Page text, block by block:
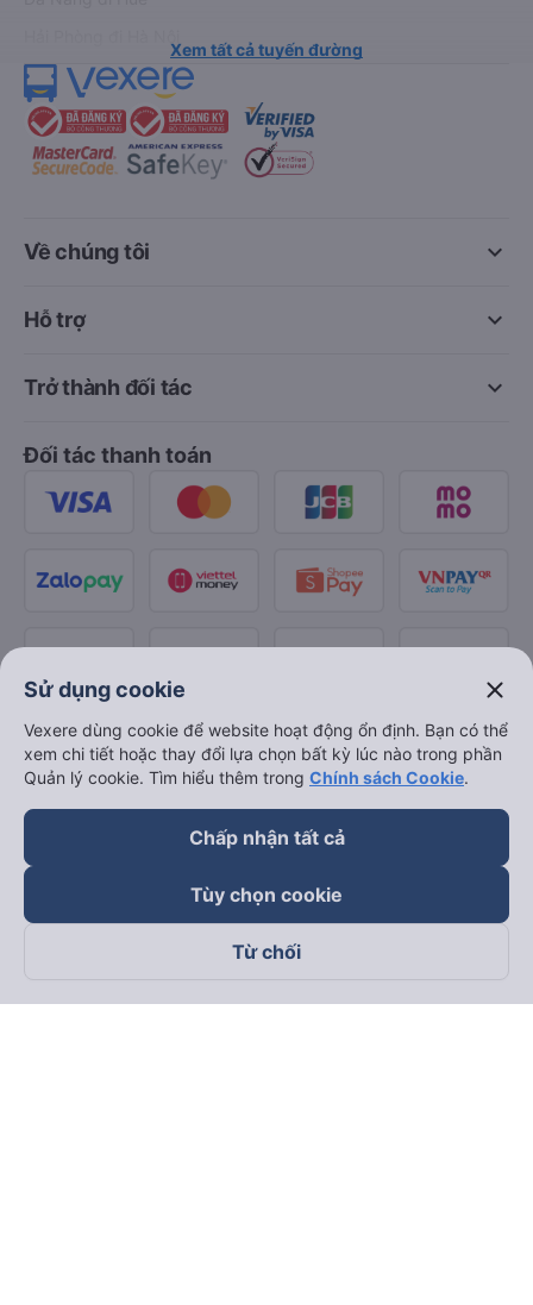
Xem tất cả tuyến đường
keyboard_arrow_down
Về chúng tôi
keyboard_arrow_down
Hỗ trợ
keyboard_arrow_down
Trở thành đối tác
Đối tác thanh toán
Theo dõi chúng tôi trên
Sử dụng cookie close
Vexere dùng cookie để website hoạt động ổn định. Bạn có thể
xem chi tiết hoặc thay đổi lựa chọn bất kỳ lúc nào trong phần
Quản lý cookie. Tìm hiểu thêm trong Chính sách Cookie.
Chấp nhận tất cả
Tùy chọn cookie
Từ chối